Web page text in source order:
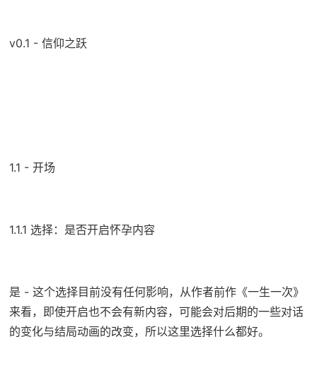
v0.1 - 信仰之跃
1.1 - 开场
1.1.1 选择：是否开启怀孕内容
是 - 这个选择目前没有任何影响，从作者前作《一生一次》
来看，即使开启也不会有新内容，可能会对后期的一些对话
的变化与结局动画的改变，所以这里选择什么都好。